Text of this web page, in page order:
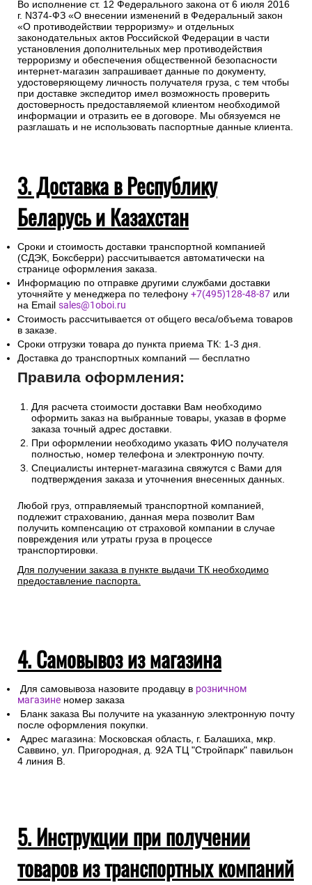
Во исполнение ст. 12 Федерального закона от 6 июля 2016
г. N374-ФЗ «О внесении изменений в Федеральный закон
«О противодействии терроризму» и отдельных
законодательных актов Российской Федерации в части
установления дополнительных мер противодействия
терроризму и обеспечения общественной безопасности
интернет-магазин запрашивает данные по документу,
удостоверяющему личность получателя груза, с тем чтобы
при доставке экспедитор имел возможность проверить
достоверность предоставляемой клиентом необходимой
информации и отразить ее в договоре. Мы обязуемся не
разглашать и не использовать паспортные данные клиента.
3. Доставка в Республику
Беларусь и Казахстан
Сроки и стоимость доставки транспортной компанией
(СДЭК, Боксберри) рассчитывается автоматически на
странице оформления заказа.
Информацию по отправке другими службами доставки
уточняйте у менеджера по телефону +7(495)128-48-87 или
на Email sales@1oboi.ru
Стоимость рассчитывается от общего веса/объема товаров
в заказе.
Сроки отгрузки товара до пункта приема ТК: 1-3 дня.
Доставка до транспортных компаний — бесплатно
Правила оформления:
Для расчета стоимости доставки Вам необходимо
оформить заказ на выбранные товары, указав в форме
заказа точный адрес доставки.
При оформлении необходимо указать ФИО получателя
полностью, номер телефона и электронную почту.
Специалисты интернет-магазина свяжутся с Вами для
подтверждения заказа и уточнения внесенных данных.
Любой груз, отправляемый транспортной компанией,
подлежит страхованию, данная мера позволит Вам
получить компенсацию от страховой компании в случае
повреждения или утраты груза в процессе
транспортировки.
Для получении заказа в пункте выдачи ТК необходимо
предоставление паспорта.
4. Самовывоз из магазина
Для самовывоза назовите продавцу в розничном
магазине номер заказа
Бланк заказа Вы получите на указанную электронную почту
после оформления покупки.
Адрес магазина: Московская область, г. Балашиха, мкр.
Саввино, ул. Пригородная, д. 92А ТЦ "Стройпарк" павильон
4 линия В.
5. Инструкции при получении
товаров из транспортных компаний